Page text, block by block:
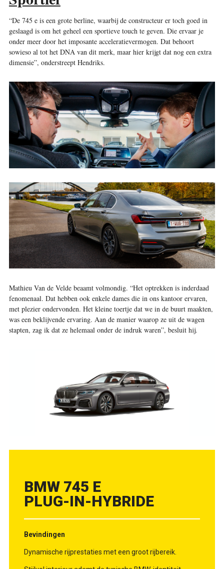
“De 745 e is een grote berline, waarbij de constructeur er toch goed in
geslaagd is om het geheel een sportieve touch te geven. Die ervaar je
onder meer door het imposante acceleratievermogen. Dat behoort
sowieso al tot het DNA van dit merk, maar hier krijgt dat nog een extra
dimensie”, onderstreept Hendriks.
Mathieu Van de Velde beaamt volmondig. “Het optrekken is inderdaad
fenomenaal. Dat hebben ook enkele dames die in ons kantoor ervaren,
met plezier ondervonden. Het kleine toertje dat we in de buurt maakten,
was een beklijvende ervaring. Aan de manier waarop ze uit de wagen
stapten, zag ik dat ze helemaal onder de indruk waren”, besluit hij.
BMW 745 E
PLUG-IN-HYBRIDE
Bevindingen
Dynamische rijprestaties met een groot rijbereik.